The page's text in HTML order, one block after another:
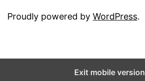
Proudly powered by WordPress.
Exit mobile version